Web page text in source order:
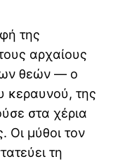
της
αρχαίους
θεών — ο
κεραυνού, της
στα χέρια
Οι μύθοι τον
τη